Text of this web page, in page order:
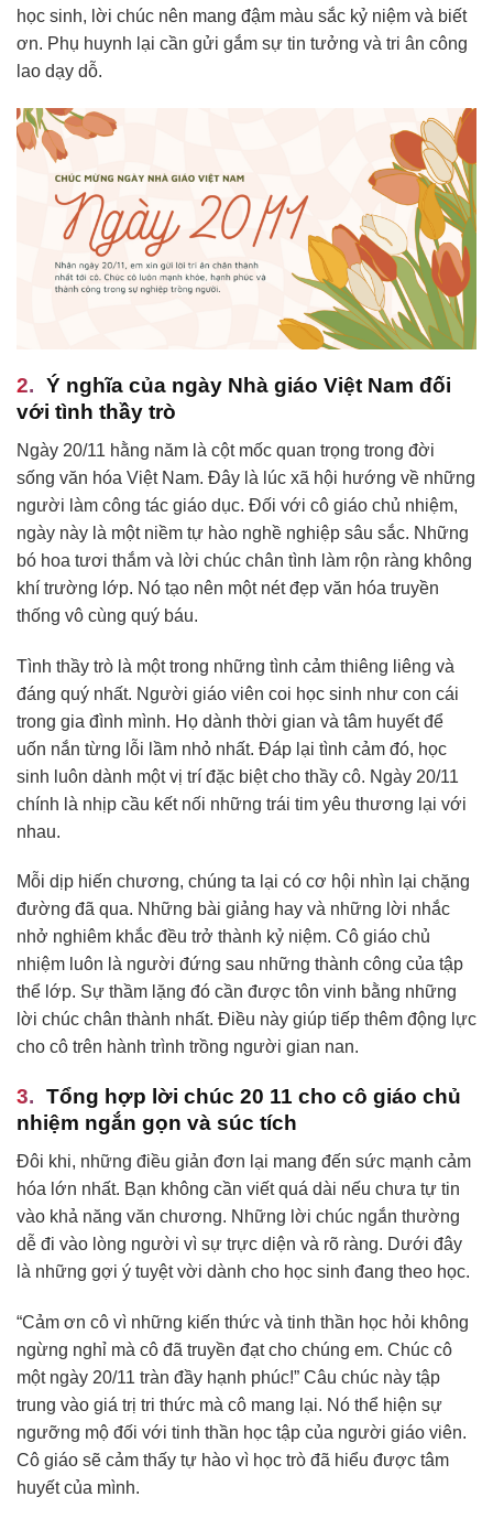
học sinh, lời chúc nên mang đậm màu sắc kỷ niệm và biết
ơn. Phụ huynh lại cần gửi gắm sự tin tưởng và tri ân công
lao dạy dỗ.
Ý nghĩa của ngày Nhà giáo Việt Nam đối
với tình thầy trò
Ngày 20/11 hằng năm là cột mốc quan trọng trong đời
sống văn hóa Việt Nam. Đây là lúc xã hội hướng về những
người làm công tác giáo dục. Đối với cô giáo chủ nhiệm,
ngày này là một niềm tự hào nghề nghiệp sâu sắc. Những
bó hoa tươi thắm và lời chúc chân tình làm rộn ràng không
khí trường lớp. Nó tạo nên một nét đẹp văn hóa truyền
thống vô cùng quý báu.
Tình thầy trò là một trong những tình cảm thiêng liêng và
đáng quý nhất. Người giáo viên coi học sinh như con cái
trong gia đình mình. Họ dành thời gian và tâm huyết để
uốn nắn từng lỗi lầm nhỏ nhất. Đáp lại tình cảm đó, học
sinh luôn dành một vị trí đặc biệt cho thầy cô. Ngày 20/11
chính là nhịp cầu kết nối những trái tim yêu thương lại với
nhau.
Mỗi dịp hiến chương, chúng ta lại có cơ hội nhìn lại chặng
đường đã qua. Những bài giảng hay và những lời nhắc
nhở nghiêm khắc đều trở thành kỷ niệm. Cô giáo chủ
nhiệm luôn là người đứng sau những thành công của tập
thể lớp. Sự thầm lặng đó cần được tôn vinh bằng những
lời chúc chân thành nhất. Điều này giúp tiếp thêm động lực
cho cô trên hành trình trồng người gian nan.
Tổng hợp lời chúc 20 11 cho cô giáo chủ
nhiệm ngắn gọn và súc tích
Đôi khi, những điều giản đơn lại mang đến sức mạnh cảm
hóa lớn nhất. Bạn không cần viết quá dài nếu chưa tự tin
vào khả năng văn chương. Những lời chúc ngắn thường
dễ đi vào lòng người vì sự trực diện và rõ ràng. Dưới đây
là những gợi ý tuyệt vời dành cho học sinh đang theo học.
“Cảm ơn cô vì những kiến thức và tinh thần học hỏi không
ngừng nghỉ mà cô đã truyền đạt cho chúng em. Chúc cô
một ngày 20/11 tràn đầy hạnh phúc!” Câu chúc này tập
trung vào giá trị tri thức mà cô mang lại. Nó thể hiện sự
ngưỡng mộ đối với tinh thần học tập của người giáo viên.
Cô giáo sẽ cảm thấy tự hào vì học trò đã hiểu được tâm
huyết của mình.